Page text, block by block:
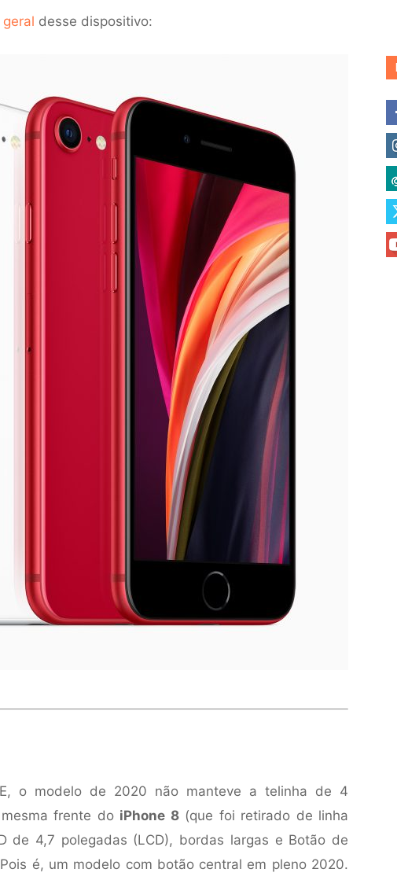
desse dispositivo:
o modelo de 2020 não manteve a telinha de 4
frente do iPhone 8(que foi retirado de linha
de 4,7 polegadas (LCD), bordas largas e Botão de
é, um modelo com botão central em pleno 2020.